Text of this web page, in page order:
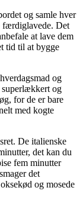
og samle hver
færdiglavede. Det
at lave dem
tid til at bygge
og
superlækkert og
for de er bare
med kogte
De italienske
det kan du
fem minutter
det
og mosede